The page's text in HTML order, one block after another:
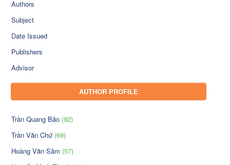
Authors
Subject
Date Issued
Publishers
Advisor
AUTHOR PROFILE
Trần Quang Bảo (92)
Trần Văn Chứ (69)
Hoàng Văn Sâm (57)